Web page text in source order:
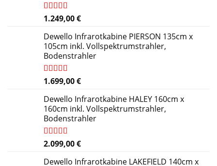
Bewertet
5.00
5
1.249,00€
Dewello Infrarotkabine PIERSON 135cm x
105cm inkl. Vollspektrumstrahler,
Bodenstrahler
Bewertet
4.84
von 5
1.699,00€
Dewello Infrarotkabine HALEY 160cm x
160cm inkl. Vollspektrumstrahler,
Bodenstrahler
Bewertet
4.27
von 5
2.099,00€
Dewello Infrarotkabine LAKEFIELD 140cm x